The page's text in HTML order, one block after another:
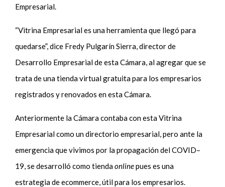
Empresarial.
“Vitrina Empresarial es una herramienta que llegó para
quedarse”, dice Fredy Pulgarín Sierra, director de
Desarrollo Empresarial de esta Cámara, al agregar que se
trata de una tienda virtual gratuita para los empresarios
registrados y renovados en esta Cámara.
Anteriormente la Cámara contaba con esta Vitrina
Empresarial como un directorio empresarial, pero ante la
emergencia que vivimos por la propagación del COVID–
19, se desarrolló como tiendaonlinepues es una
estrategia de ecommerce, útil para los empresarios.